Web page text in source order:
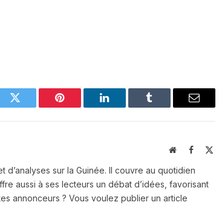
Twitter Pinterest LinkedIn Tumblr Email
WebsiteFacebook
X
d’analyses sur la Guinée. Il couvre au quotidien
aussi à ses lecteurs un débat d’idées, favorisant
annonceurs ? Vous voulez publier un article